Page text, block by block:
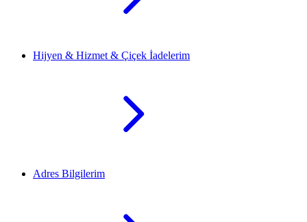
Hijyen & Hizmet & Çiçek İadelerim
Adres Bilgilerim